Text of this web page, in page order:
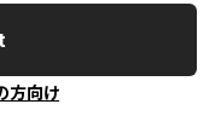
方向け